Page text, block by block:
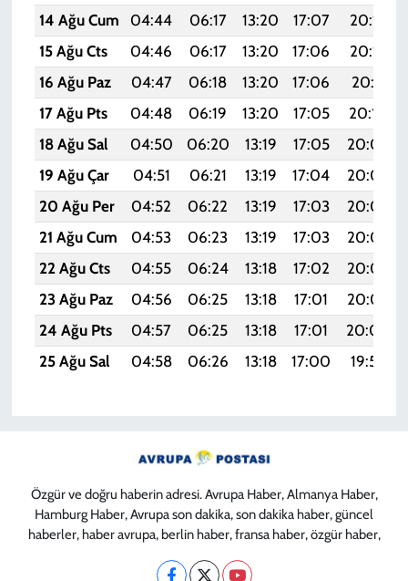
14 Ağu Cum
04:44 06:17 13:20 17:07 20:14
15 Ağu Cts
04:46 06:17 13:20 17:06 20:12
16 Ağu Paz
04:47 06:18 13:20 17:06 20:11
17 Ağu Pts
04:48 06:19 13:20 17:05 20:10
18 Ağu Sal
04:50 06:20 13:19 17:05 20:09
19 Ağu Çar
04:51 06:21 13:19 17:04 20:07
20 Ağu Per
04:52 06:22 13:19 17:03 20:06
21 Ağu Cum
04:53 06:23 13:19 17:03 20:04
22 Ağu Cts
04:55 06:24 13:18 17:02 20:03
23 Ağu Paz
04:56 06:25 13:18 17:01 20:02
24 Ağu Pts
04:57 06:25 13:18 17:01 20:00
25 Ağu Sal
04:58 06:26 13:18 17:00 19:59
Özgür ve doğru haberin adresi. Avrupa Haber, Almanya Haber,
Hamburg Haber, Avrupa son dakika, son dakika haber, güncel
haberler, haber avrupa, berlin haber, fransa haber, özgür haber,